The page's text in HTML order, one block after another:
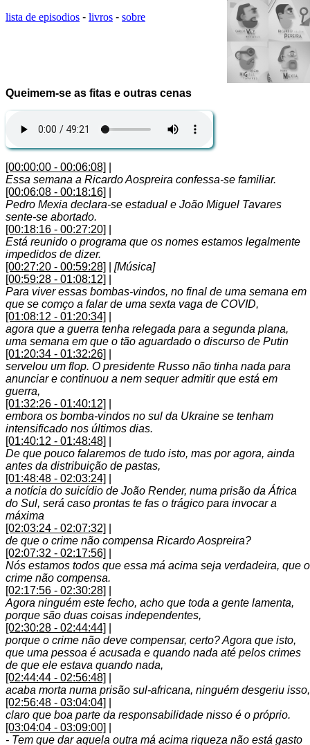
lista de episodios - livros - sobre
Queimem-se as fitas e outras cenas
[00:00:00 - 00:06:08]
Essa semana a Ricardo Aospreira confessa-se familiar.
[00:06:08 - 00:18:16]
Pedro Mexia declara-se estadual e João Miguel Tavares
sente-se abortado.
[00:18:16 - 00:27:20]
Está reunido o programa que os nomes estamos legalmente
impedidos de dizer.
[00:27:20 - 00:59:28]
[Música]
[00:59:28 - 01:08:12]
Para viver essas bombas-vindos, no final de uma semana em
que se comço a falar de uma sexta vaga de COVID,
[01:08:12 - 01:20:34]
agora que a guerra tenha relegada para a segunda plana,
uma semana em que o tão aguardado o discurso de Putin
[01:20:34 - 01:32:26]
servelou um flop. O presidente Russo não tinha nada para
anunciar e continuou a nem sequer admitir que está em
guerra,
[01:32:26 - 01:40:12]
embora os bomba-vindos no sul da Ukraine se tenham
intensificado nos últimos dias.
[01:40:12 - 01:48:48]
De que pouco falaremos de tudo isto, mas por agora, ainda
antes da distribuição de pastas,
[01:48:48 - 02:03:24]
a notícia do suicídio de João Render, numa prisão da África
do Sul, será caso prontas te fas o trágico para invocar a
máxima
[02:03:24 - 02:07:32]
de que o crime não compensa Ricardo Aospreira?
[02:07:32 - 02:17:56]
Nós estamos todos que essa má acima seja verdadeira, que o
crime não compensa.
[02:17:56 - 02:30:28]
Agora ninguém este fecho, acho que toda a gente lamenta,
porque são duas coisas independentes,
[02:30:28 - 02:44:44]
porque o crime não deve compensar, certo? Agora que isto,
que uma pessoa é acusada e quando nada até pelos crimes
de que ele estava quando nada,
[02:44:44 - 02:56:48]
acaba morta numa prisão sul-africana, ninguém desgeriu isso,
[02:56:48 - 03:04:04]
claro que boa parte da responsabilidade nisso é o próprio.
[03:04:04 - 03:09:00]
- Tem que dar aquela outra má acima riqueza não está gasto